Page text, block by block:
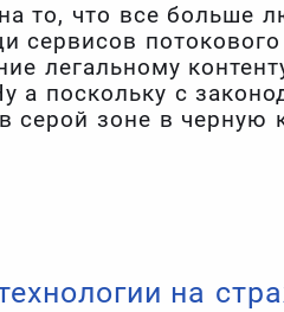
то, что все больше
сервисов
легальному
а поскольку с
серой зоне в черную
на